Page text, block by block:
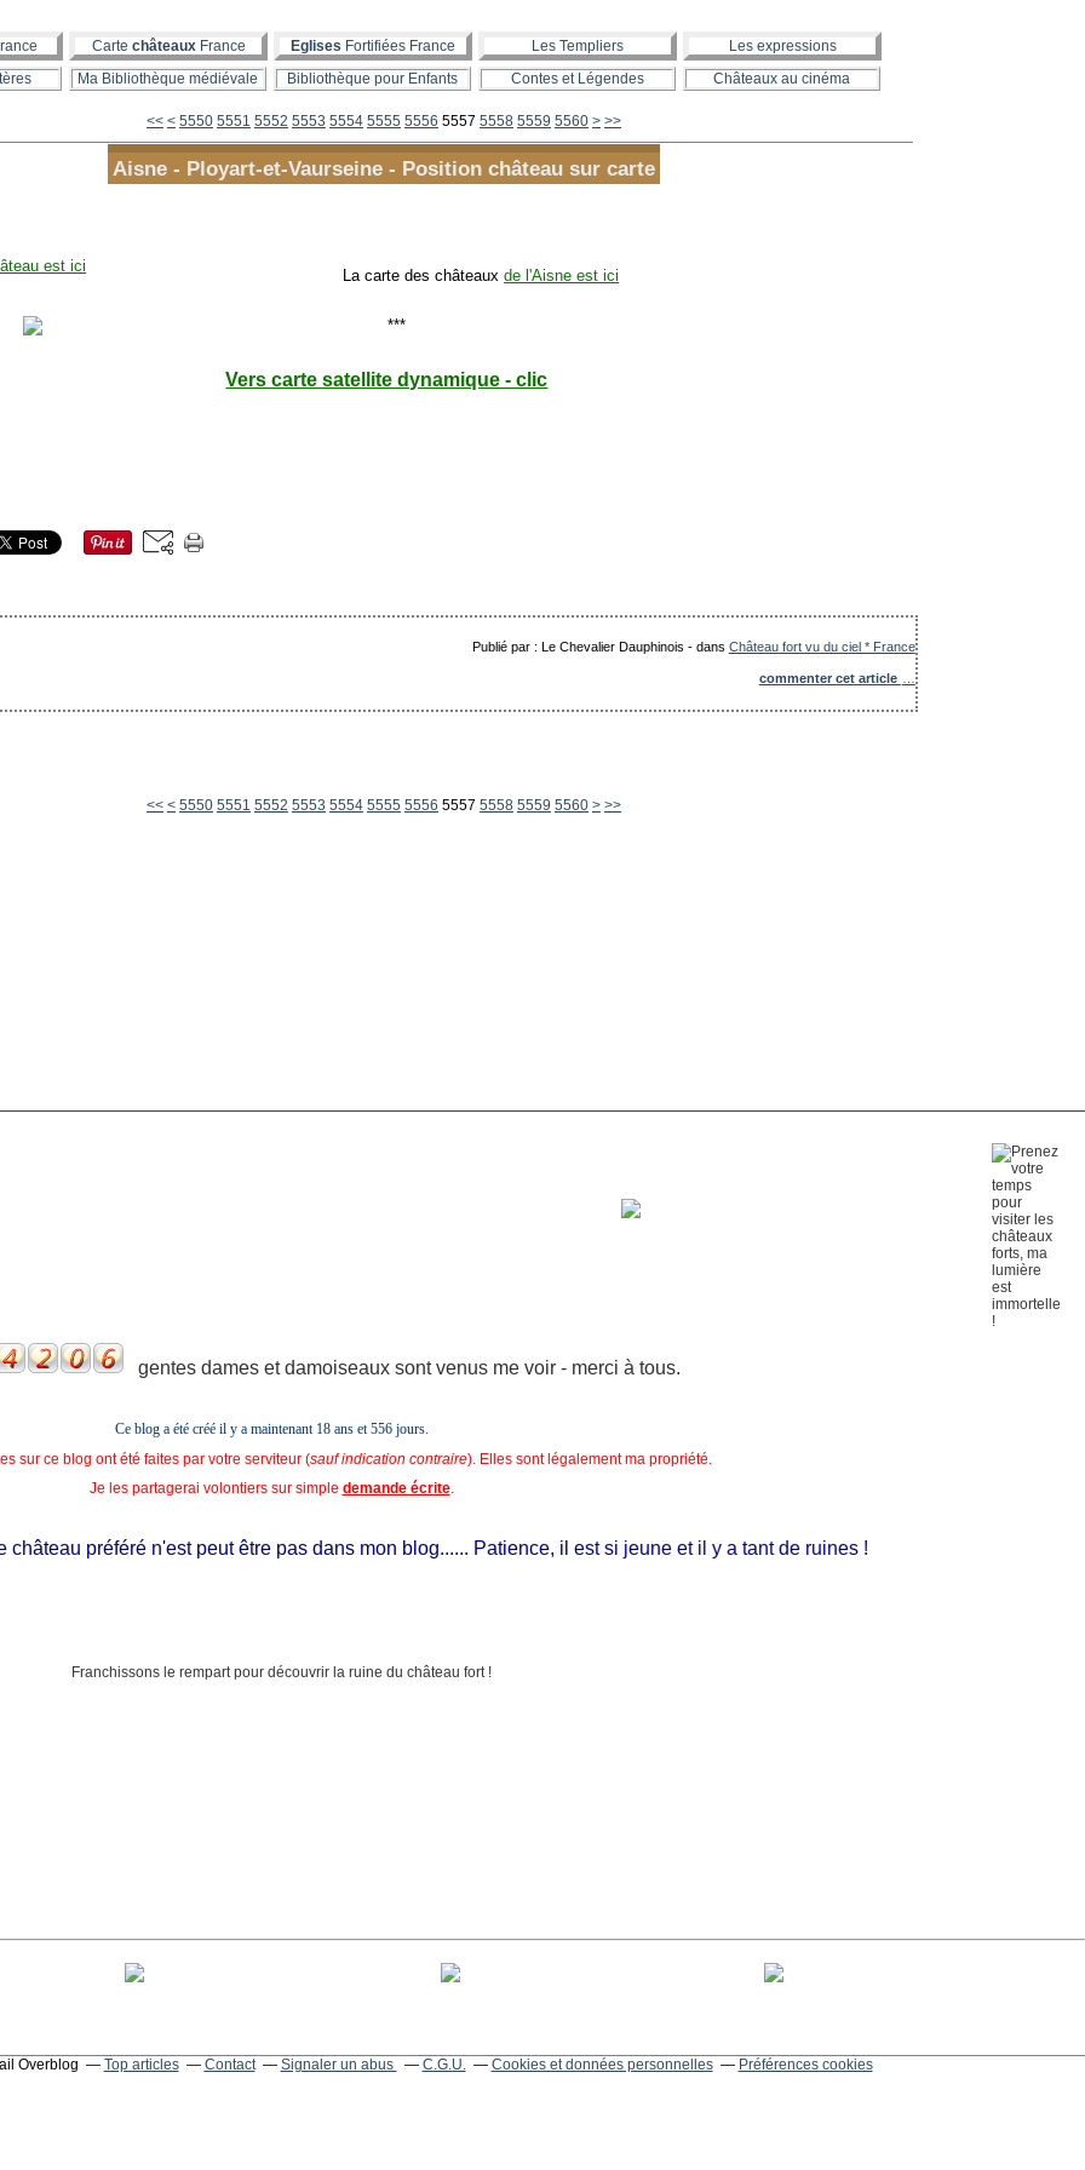
Carte châteauxFrance Eglises Fortifiées France Les Templiers
Les expressions
Ma Bibliothèque médiévale Bibliothèque pour Enfants Contes et Légendes Châteaux au cinéma
<< < 5500
5510
5520
5530
5540
5550 5551 5552 5553 5554 5555 5556 5557 5558 5559 5560 5570
5580
5590
5600
> >>
Aisne - Ployart-et-Vaurseine - Position château sur carte
est ici
La carte des châteauxde l'Aisne est ici
Vers carte satellite dynamique - clic
Publié par : Le Chevalier Dauphinois -dans Château fort vu du ciel * France
commenter cet article
<< < 5500
5510
5520
5530
5540
5550 5551 5552 5553 5554 5555 5556 5557 5558 5559 5560 5570
5580
5590
5600
> >>
gentes dames et damoiseaux sont venus me voir - merci à tous.
Ce blog a été créé il y a maintenant 18 ans et556 jours.
sur ce blog ont été faites par votre serviteur (sauf indication contraire). Elles sont légalement ma propriété.
Je les partagerai volontiers sur simple demande écrite.
préféré n'est peut être pas dans mon blog...... Patience, il est si jeune et il y a tant de ruines !
Overblog Top articles Contact Signaler un abus C.G.U. Cookies et données personnelles Préférences cookies